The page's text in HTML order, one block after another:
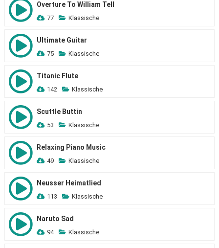
Overture To William Tell
77 Klassische
Ultimate Guitar
75 Klassische
Titanic Flute
142 Klassische
Scuttle Buttin
53 Klassische
Relaxing Piano Music
49 Klassische
Neusser Heimatlied
113 Klassische
Naruto Sad
94 Klassische